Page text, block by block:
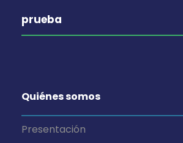
prueba
Quiénes somos
Presentación